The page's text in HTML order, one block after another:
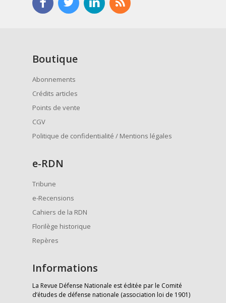
Boutique
Abonnements
Crédits articles
Points de vente
CGV
Politique de confidentialité / Mentions légales
e-RDN
Tribune
e-Recensions
Cahiers de la RDN
Florilège historique
Repères
Informations
La Revue Défense Nationale est éditée par le Comité
d’études de défense nationale (association loi de 1901)